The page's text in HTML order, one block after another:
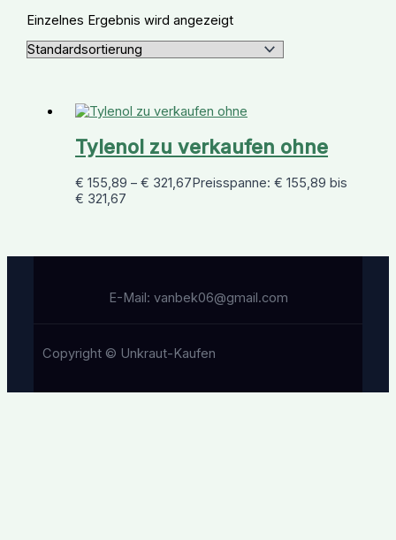
Einzelnes Ergebnis wird angezeigt
Tylenol zu verkaufen ohne
€ 155,89 –€ 321,67Preisspanne: € 155,89 bis
€ 321,67
E-Mail: vanbek06@gmail.com
Copyright © Unkraut-Kaufen